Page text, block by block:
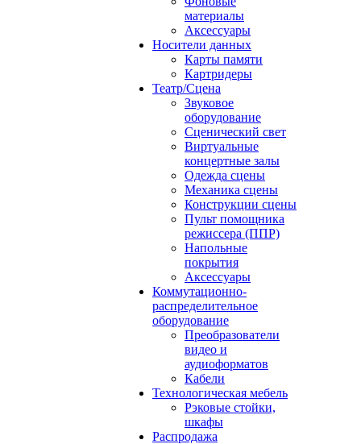
материалы
Аксессуары
Носители данных
Карты памяти
Картридеры
Театр/Сцена
Звуковое
оборудование
Сценический свет
Виртуальные
концертные залы
Одежда сцены
Механика сцены
Конструкции сцены
Пульт помощника
режиссера (ППР)
Напольные
покрытия
Аксессуары
Коммутационно-
распределительное
оборудование
Преобразователи
видео и
аудиоформатов
Кабели
Технологическая мебель
Рэковые стойки,
шкафы
Распродажа